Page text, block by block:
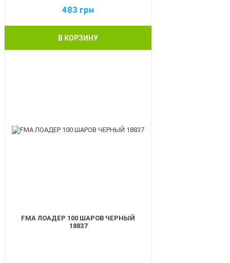
483 грн
В КОРЗИНУ
FMA ЛОАДЕР 100 ШАРОВ ЧЕРНЫЙ
18837